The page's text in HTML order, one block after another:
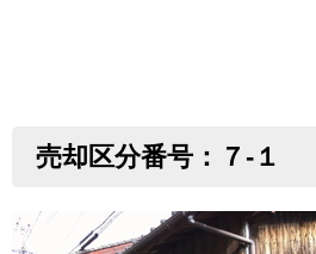
売却区分番号：７-１